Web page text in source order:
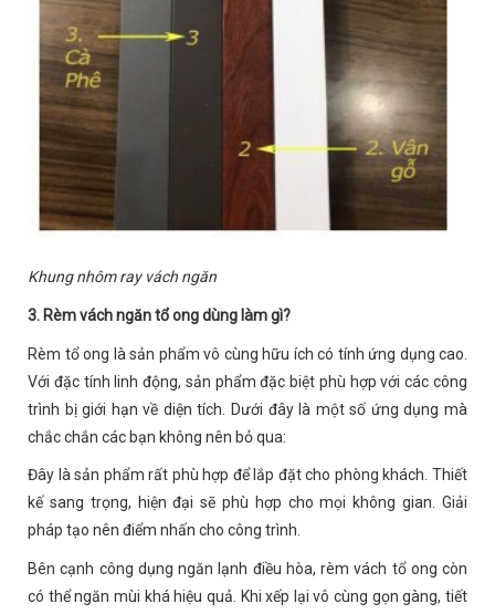
Khung nhôm ray vách ngăn
3. Rèm vách ngăn tổ ong dùng làm gì?
Rèm tổ ong là sản phẩm vô cùng hữu ích có tính ứng dụng cao.
Với đặc tính linh động, sản phẩm đặc biệt phù hợp với các công
trình bị giới hạn về diện tích. Dưới đây là một số ứng dụng mà
chắc chắn các bạn không nên bỏ qua:
Đây là sản phẩm rất phù hợp để lắp đặt cho phòng khách. Thiết
kế sang trọng, hiện đại sẽ phù hợp cho mọi không gian. Giải
pháp tạo nên điểm nhấn cho công trình.
Bên cạnh công dụng ngăn lạnh điều hòa, rèm vách tổ ong còn
có thể ngăn mùi khá hiệu quả. Khi xếp lại vô cùng gọn gàng, tiết